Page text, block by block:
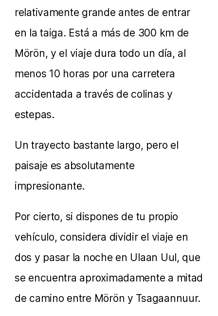
relativamente grande antes de entrar
en la taiga. Está a más de 300 km de
Mörön, y el viaje dura todo un día, al
menos 10 horas por una carretera
accidentada a través de colinas y
estepas.
Un trayecto bastante largo, pero el
paisaje es absolutamente
impresionante.
Por cierto, si dispones de tu propio
vehículo, considera dividir el viaje en
dos y pasar la noche en Ulaan Uul, que
se encuentra aproximadamente a mitad
de camino entre Mörön y Tsagaannuur.